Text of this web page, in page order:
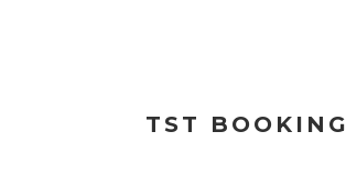
TST BOOKING